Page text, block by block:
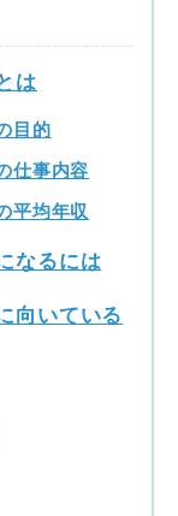
は
目的
仕事内容
平均年収
なるには
向いている